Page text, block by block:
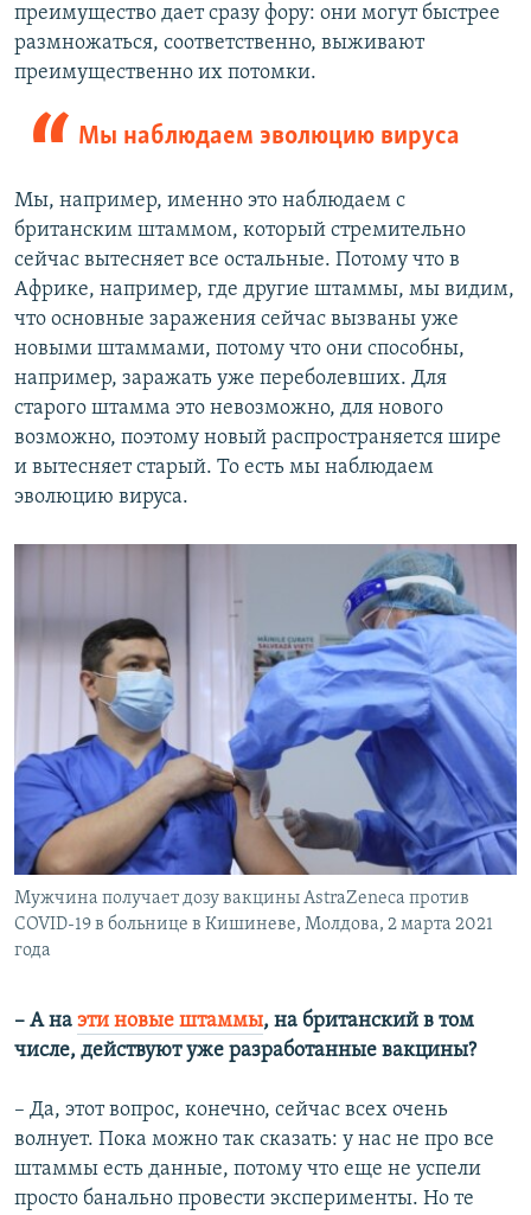
преимущество дает сразу фору: они могут быстрее
размножаться, соответственно, выживают
преимущественно их потомки.
Мы наблюдаем эволюцию вируса
Мы, например, именно это наблюдаем с
британским штаммом, который стремительно
сейчас вытесняет все остальные. Потому что в
Африке, например, где другие штаммы, мы видим,
что основные заражения сейчас вызваны уже
новыми штаммами, потому что они способны,
например, заражать уже переболевших. Для
старого штамма это невозможно, для нового
возможно, поэтому новый распространяется шире
и вытесняет старый. То есть мы наблюдаем
эволюцию вируса.
Мужчина получает дозу вакцины AstraZeneca против
COVID-19 в больнице в Кишиневе, Молдова, 2 марта 2021
года
– А на эти новые штаммы, на британский в том
числе, действуют уже разработанные вакцины?
– Да, этот вопрос, конечно, сейчас всех очень
волнует. Пока можно так сказать: у нас не про все
штаммы есть данные, потому что еще не успели
просто банально провести эксперименты. Но те